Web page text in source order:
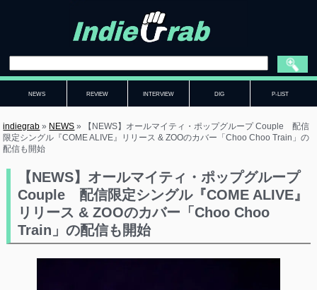
NEWS REVIEW INTERVIEW DIG P-LIST
indiegrab » NEWS »
【NEWS】オールマイティ・ポップグループ Couple 配信
限定シングル『COME ALIVE』リリース & ZOOのカバー「Choo Choo Train」の
配信も開始
【NEWS】オールマイティ・ポップグループ
Couple 配信限定シングル『COME ALIVE』
リリース & ZOOのカバー「Choo Choo
Train」の配信も開始